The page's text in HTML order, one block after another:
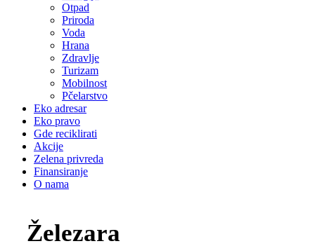
Otpad
Priroda
Voda
Hrana
Zdravlje
Turizam
Mobilnost
Pčelarstvo
Eko adresar
Eko pravo
Gde reciklirati
Akcije
Zelena privreda
Finansiranje
O nama
Železara